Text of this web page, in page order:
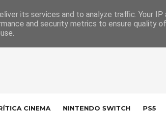
Indústria Contacto
CINEMA NINTENDO SWITCH PS5
its services and to analyze traffic. Your IP
and security metrics to ensure quality